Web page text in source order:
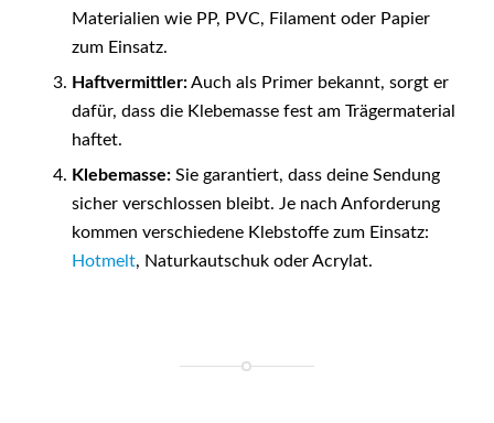
Materialien wie PP, PVC, Filament oder Papier
zum Einsatz.
Haftvermittler:Auch als Primer bekannt, sorgt er
dafür, dass die Klebemasse fest am Trägermaterial
haftet.
Klebemasse:Sie garantiert, dass deine Sendung
sicher verschlossen bleibt. Je nach Anforderung
kommen verschiedene Klebstoffe zum Einsatz:
Hotmelt, Naturkautschuk oder Acrylat.